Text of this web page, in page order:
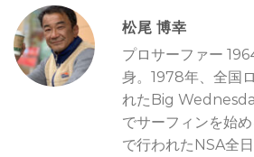
松尾 博幸
プロサーファー
身。1978年、全国
れたBig
でサーフィンを始
で行われたNSA全